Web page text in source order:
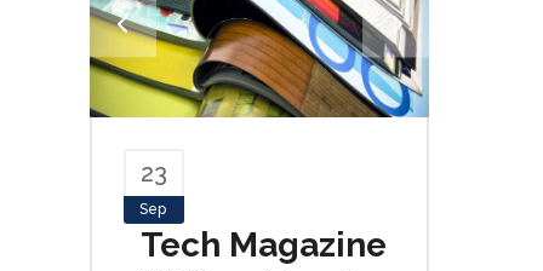
23
Sep
Tech Magazine